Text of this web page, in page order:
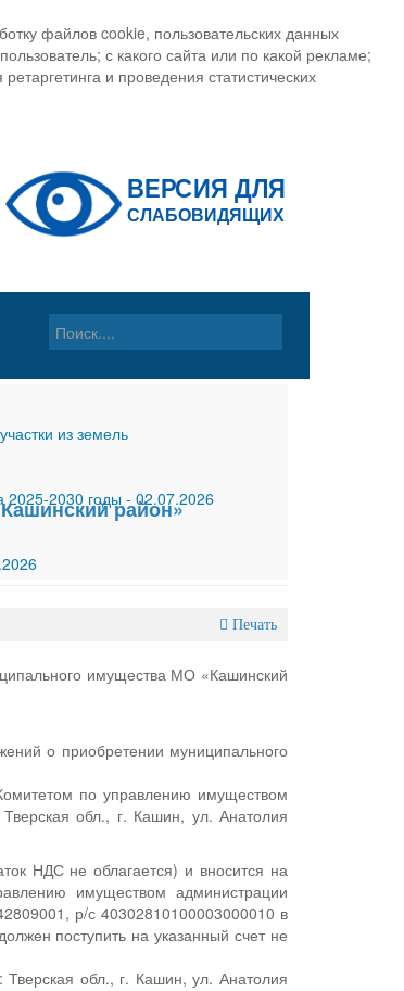
файлов cookie, пользовательских данных
с какого сайта или по какой рекламе;
и проведения статистических
из земель
2025-2030 годы - 02.07.2026
район»
Печать
имущества МО «Кашинский
о приобретении муниципального
по управлению имуществом
обл., г. Кашин, ул. Анатолия
НДС не облагается) и вносится на
имуществом администрации
р/с 40302810100003000010 в
поступить на указанный счет не
обл., г. Кашин, ул. Анатолия